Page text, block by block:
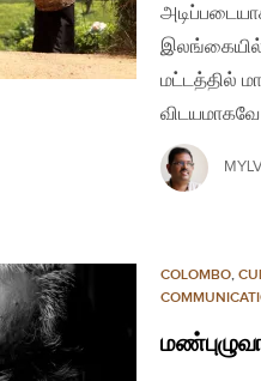
இலங்கையில்
மட்டத்தில்
COLOMBO,